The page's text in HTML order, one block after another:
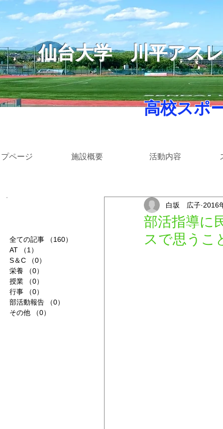
仙台大学川平アス
高校スポ
ページ 施設概要 活動内容
全ての記事 （160）
AT
（1）
S＆C
（0）
栄養
（0）
授業
（0）
行事
（0）
部活動報告
（0）
その他
（0）
部活指導に
スで思うこ
白坂 広子 2016